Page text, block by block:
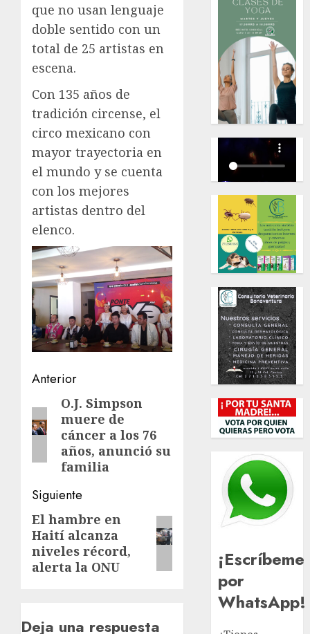
que no usan lenguaje
doble sentido con un
total de 25 artistas en
escena.
Con 135 años de
tradición circense, el
circo mexicano con
mayor trayectoria en
el mundo y se cuenta
con los mejores
artistas dentro del
elenco.
Navegación
de
entradas
Anterior
Entrada
anterior:
O.J. Simpson
muere de
cáncer a los 76
años, anunció su
familia
Siguiente
Siguiente
entrada:
El hambre en
Haití alcanza
niveles récord,
alerta la ONU
Deja una respuesta
¡Escríbeme
por
WhatsApp!